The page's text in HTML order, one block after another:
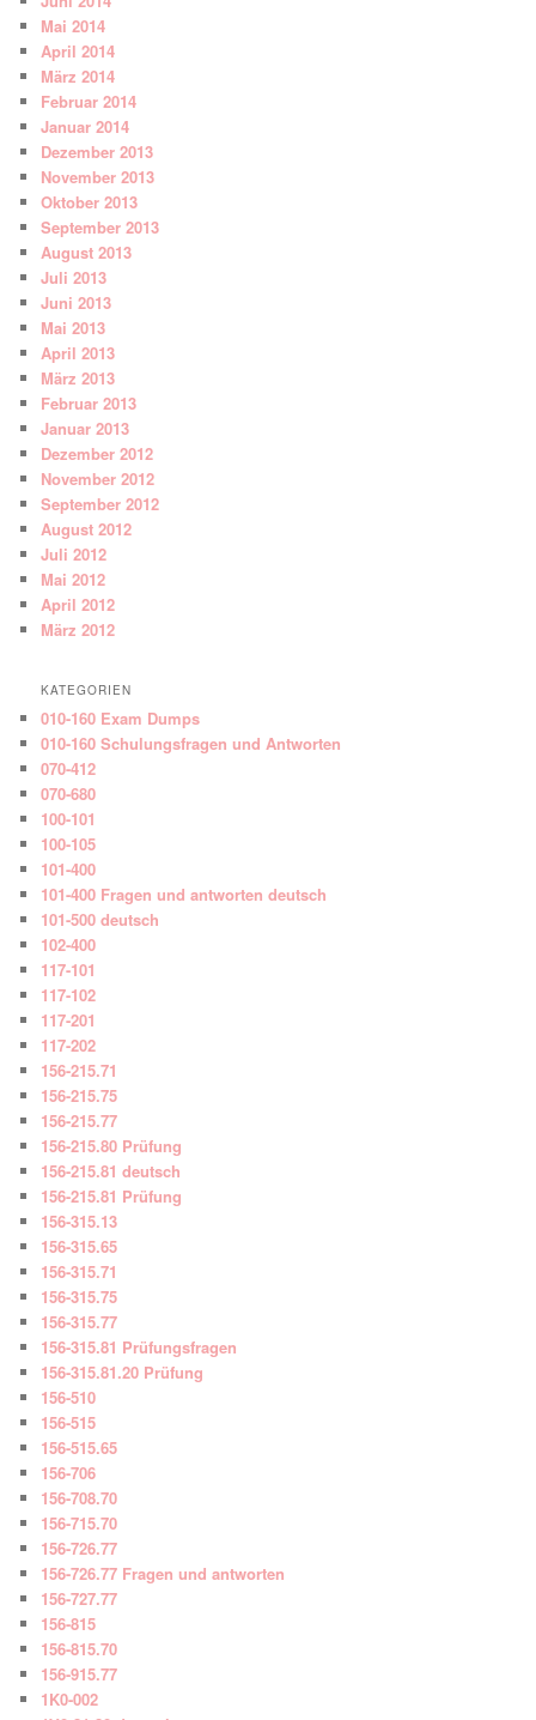
Mai 2014
April 2014
März 2014
Februar 2014
Januar 2014
Dezember 2013
November 2013
Oktober 2013
September 2013
August 2013
Juli 2013
Juni 2013
Mai 2013
April 2013
März 2013
Februar 2013
Januar 2013
Dezember 2012
November 2012
September 2012
August 2012
Juli 2012
Mai 2012
April 2012
März 2012
KATEGORIEN
010-160 Exam Dumps
010-160 Schulungsfragen und Antworten
070-412
070-680
100-101
100-105
101-400
101-400 Fragen und antworten deutsch
101-500 deutsch
102-400
117-101
117-102
117-201
117-202
156-215.71
156-215.75
156-215.77
156-215.80 Prüfung
156-215.81 deutsch
156-215.81 Prüfung
156-315.13
156-315.65
156-315.71
156-315.75
156-315.77
156-315.81 Prüfungsfragen
156-315.81.20 Prüfung
156-510
156-515
156-515.65
156-706
156-708.70
156-715.70
156-726.77
156-726.77 Fragen und antworten
156-727.77
156-815
156-815.70
156-915.77
1K0-002